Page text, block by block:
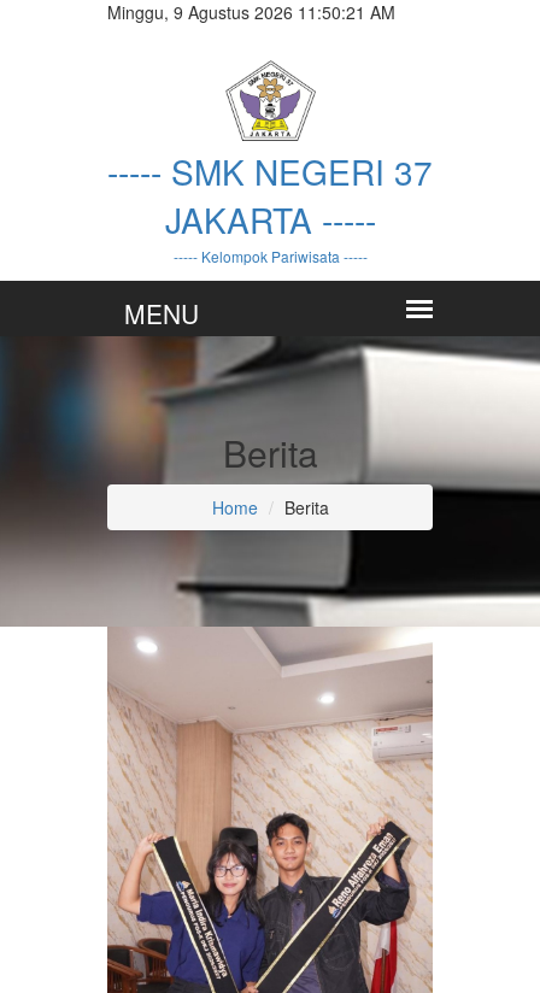
Minggu, 9 Agustus 2026 11:50:22 AM
----- SMK NEGERI 37
JAKARTA -----
----- Kelompok Pariwisata -----
Berita
Home Berita